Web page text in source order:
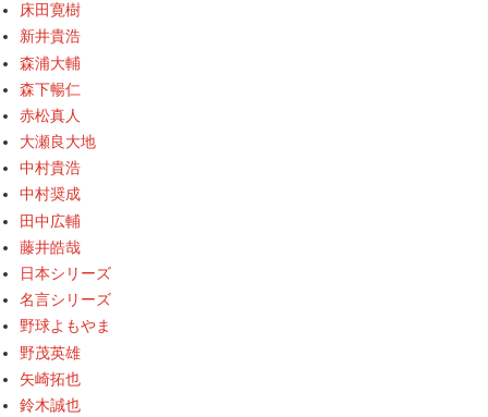
床田寛樹
新井貴浩
森浦大輔
森下暢仁
赤松真人
大瀬良大地
中村貴浩
中村奨成
田中広輔
藤井皓哉
日本シリーズ
名言シリーズ
野球よもやま
野茂英雄
矢崎拓也
鈴木誠也